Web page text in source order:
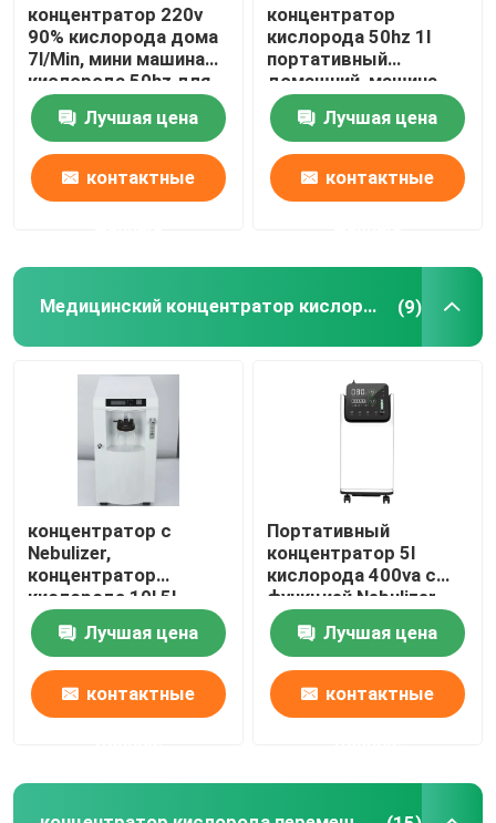
Дом
О нас
концентратор 220v
90% кислорода дома
7l/Min, мини машина
кислорода 50hz для
дома
Лучшая цена
контактные
концентратор
кислорода 50hz 1l
портативный
домашний, машина
кислорода
домочадца 7lpm
Лучшая цена
контактные
Медицинский концентратор кислорода (9)
концентратор с
Nebulizer,
концентратор
кислорода 10l 5l
портативный
кислорода AC 8l
Лучшая цена
контактные
Портативный
концентратор 5l
кислорода 400va с
функцией Nebulizer,
литром 220v
концентратора 10
кислорода 50hz
Лучшая цена
контактные